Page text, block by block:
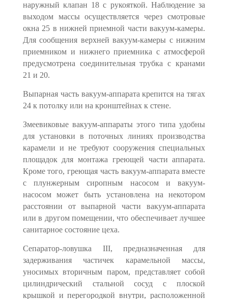
наружный клапан 18 с ру­кояткой. Наблюдение за
выходом массы осуществляется через смотровые
окна 25 в нижней приемной части вакуум-камеры.
Для сообщения верх­ней вакуум-камеры с нижним
приемником и нижнего приемника с атмосфе­рой
предусмотрена соединительная трубка с кранами
21 и 20.
Выпарная часть вакуум-аппарата крепится на тягах
24 к потолку или на кронштейнах к стене.
Змеевиковые вакуум-аппараты этого типа удобны
для установки в по­точных линиях производства
карамели и не требуют сооружения специаль­ных
площадок для монтажа греющей части аппарата.
Кроме того, греющая часть вакуум-аппарата вместе
с плунжерным сиропным насосом и вакуум-
насосом может быть установлена на некотором
расстоянии от выпарной части вакуум-аппарата
или в другом помещении, что обеспечивает лучшее
санитарное состояние цеха.
Сепаратор-ловушка III, предназначенная для
задерживания частичек карамельной массы,
уносимых вторичным паром, представляет собой
цилиндрический стальной сосуд с плоской
крышкой и перегородкой внутри, расположенной